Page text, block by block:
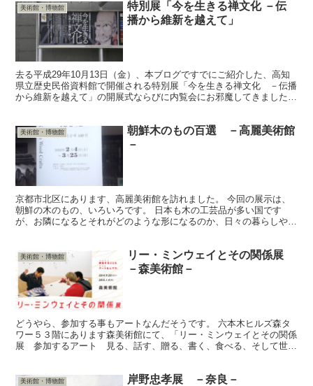
美術館・博物館
特別展「今を生きる禅文化 －伝
播から維新を越えて」
去る平成29年10月13日（金）、本ブログですでにご紹介した、高知
県立歴史民俗資料館で開催される特別展「今を生きる禅文化 －伝播
から維新を越えて」の開展式ならびに内覧会にお邪魔してきました。
美術館・博物館
朝鮮木のもの百選 －高麗美術館
－
京都市北区にあります、高麗美術館を訪れました。 今回の展示は、
朝鮮の木のもの、いろいろです。 日本も木の工芸品が多い国です
が、お隣になるとそれがどのような形になるのか、日々の暮らしや、
美術館・博物館
リー・ミンウェイとその関係展
－森美術館－
どうやら、参加する事もアートなんだそうです。 六本木ヒルズ森タ
ワー５３階にあります森美術館にて、「リー・ミンウェイとその関係
展 参加するアート 見る、話す、贈る、書く、食べる、そして世界
美術館・博物館 岸野忠孝展 －奈良－